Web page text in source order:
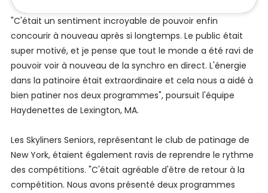
"C'était un sentiment incroyable de pouvoir enfin
concourir à nouveau après si longtemps. Le public était
super motivé, et je pense que tout le monde a été ravi de
pouvoir voir à nouveau de la synchro en direct. L'énergie
dans la patinoire était extraordinaire et cela nous a aidé à
bien patiner nos deux programmes", poursuit l'équipe
Haydenettes de Lexington, MA.
Les Skyliners Seniors, représentant le club de patinage de
New York, étaient également ravis de reprendre le rythme
des compétitions. "C'était agréable d'être de retour à la
compétition. Nous avons présenté deux programmes